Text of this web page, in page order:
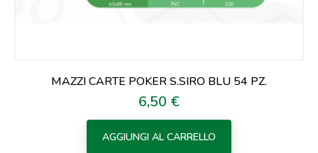
MAZZI CARTE POKER S.SIRO BLU 54 PZ.
Prezzo
6,50 €
AGGIUNGI AL CARRELLO